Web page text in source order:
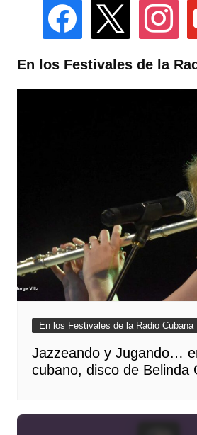
facebook instagram
En los Festivales de la
En los Festivales de la Radio Cubana
Jazzeando y Jugando…
cubano, disco de Belinda